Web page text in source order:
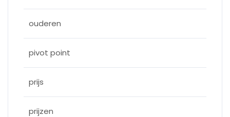
ouderen
pivot point
prijs
prijzen